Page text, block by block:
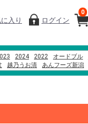
0
入り ログイン
2024 2022 オードブル
越乃うお清 あんフーズ新潟